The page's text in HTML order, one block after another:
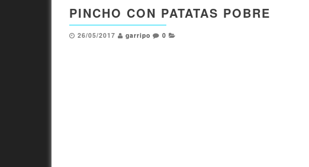
PINCHO CON PATATAS POBRE
26/05/2017 garripo 0